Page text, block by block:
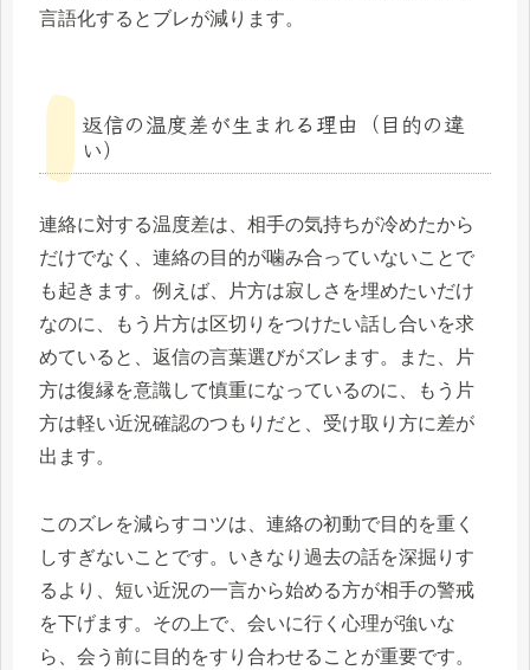
言語化するとブレが減ります。
返信の温度差が生まれる理由（目的の違
い）
連絡に対する温度差は、相手の気持ちが冷めたから
だけでなく、連絡の目的が噛み合っていないことで
も起きます。例えば、片方は寂しさを埋めたいだけ
なのに、もう片方は区切りをつけたい話し合いを求
めていると、返信の言葉選びがズレます。また、片
方は復縁を意識して慎重になっているのに、もう片
方は軽い近況確認のつもりだと、受け取り方に差が
出ます。
このズレを減らすコツは、連絡の初動で目的を重く
しすぎないことです。いきなり過去の話を深掘りす
るより、短い近況の一言から始める方が相手の警戒
を下げます。その上で、会いに行く心理が強いな
ら、会う前に目的をすり合わせることが重要です。